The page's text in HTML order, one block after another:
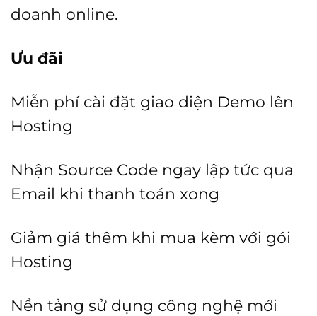
doanh online.
Ưu đãi
Miễn phí cài đặt giao diện Demo lên
Hosting
Nhận Source Code ngay lập tức qua
Email khi thanh toán xong
Giảm giá thêm khi mua kèm với gói
Hosting
Nền tảng sử dụng công nghệ mới